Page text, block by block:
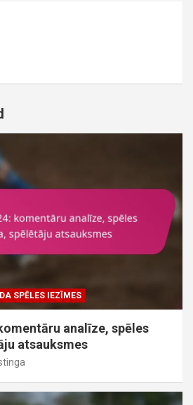
SPĒLES IEZĪMES
analīze, spēles
atsauksmes